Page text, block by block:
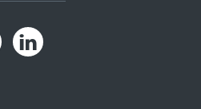
InstagramLinkedIn